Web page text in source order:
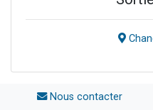
Nous contacter